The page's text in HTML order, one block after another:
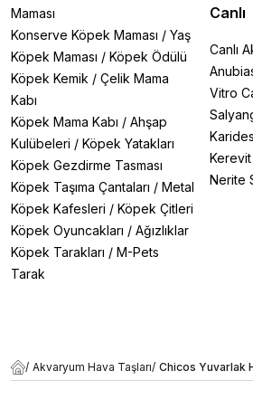
Maması
Konserve Köpek Maması / Yaş
Köpek Maması / Köpek Ödülü
Köpek Kemik / Çelik Mama
Kabı
Köpek Mama Kabı / Ahşap
Kulübeleri / Köpek Yatakları
Köpek Gezdirme Tasması
Köpek Taşıma Çantaları / Metal
Köpek Kafesleri / Köpek Çitleri
Köpek Oyuncakları / Ağızlıklar
Köpek Tarakları / M-Pets
Tarak
Canlı
Canlı
Vitro
Karides
Kerevit
Nerite
/ Akvaryum Hava Taşları/ Chicos Yuvarlak